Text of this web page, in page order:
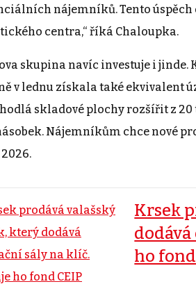
nájemníků. Tento
centra,“ říká Chaloupka.
skupina navíc investuje i
v lednu získala také ekvivalent
skladové plochy rozšířit z
Nájemníkům chce nové
Krsek
ho fond